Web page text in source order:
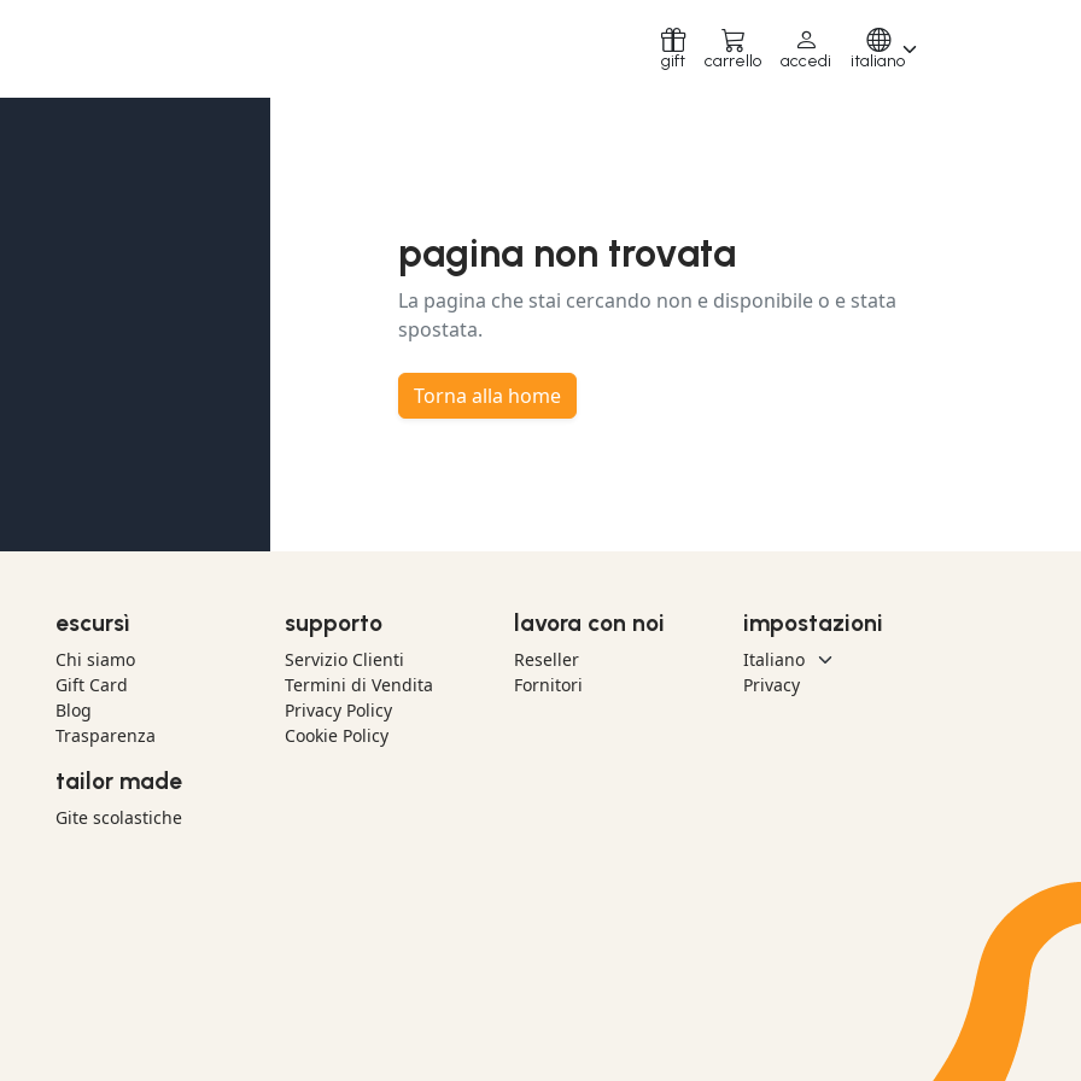
gift carrello accedi italiano
pagina non trovata
La pagina che stai cercando non e disponibile o e stata
spostata.
Torna alla home
escursì
Chi siamo
Gift Card
Blog
Trasparenza
tailor made
Gite scolastiche
supporto
Servizio Clienti
Termini di Vendita
Privacy Policy
Cookie Policy
lavora con noi
Reseller
Fornitori
impostazioni
Privacy